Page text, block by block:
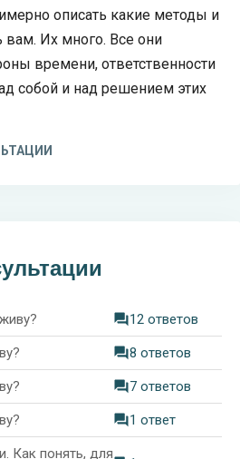
описать какие методы и
вам. Их много. Все они
времени, ответственности
собой и над решением этих
12 ответов
8 ответов
7 ответов
1 ответ
Как понять, для